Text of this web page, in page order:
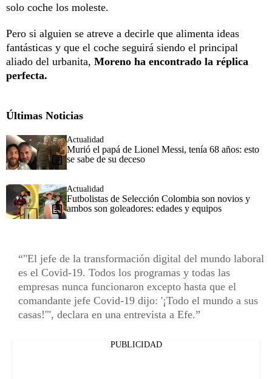
solo coche los moleste.
Pero si alguien se atreve a decirle que alimenta ideas
fantásticas y que el coche seguirá siendo el principal
aliado del urbanita, Moreno ha encontrado la réplica
perfecta.
Últimas Noticias
Actualidad
Murió el papá de Lionel Messi, tenía 68 años: esto
se sabe de su deceso
Actualidad
Futbolistas de Selección Colombia son novios y
ambos son goleadores: edades y equipos
"El jefe de la transformación digital del mundo laboral
es el Covid-19. Todos los programas y todas las
empresas nunca funcionaron excepto hasta que el
comandante jefe Covid-19 dijo: '¡Todo el mundo a sus
casas!'", declara en una entrevista a Efe.
PUBLICIDAD